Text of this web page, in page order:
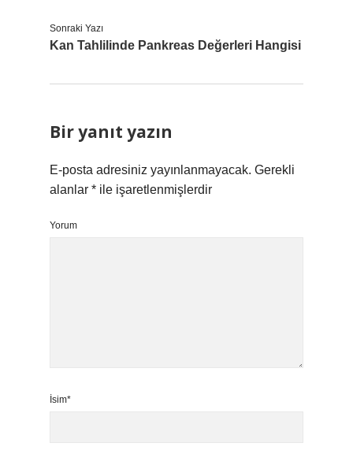
Sonraki Yazı
Kan Tahlilinde Pankreas Değerleri Hangisi
Bir yanıt yazın
E-posta adresiniz yayınlanmayacak. Gerekli
alanlar * ile işaretlenmişlerdir
Yorum
İsim*